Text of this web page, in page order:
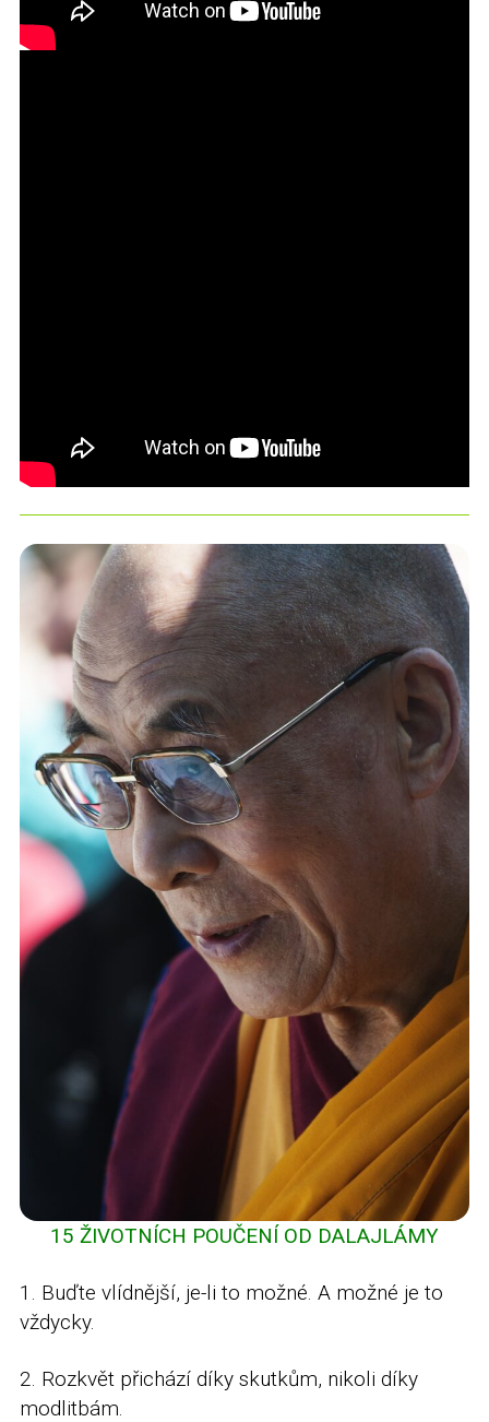
15 ŽIVOTNÍCH POUČENÍ OD DALAJLÁMY
1. Buďte vlídnější, je-li to možné. A možné je to
vždycky.
2. Rozkvět přichází díky skutkům, nikoli díky
modlitbám.